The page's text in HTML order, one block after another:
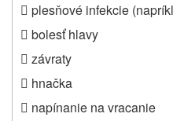
 plesňové infekcie
 bolesť hlavy
 závraty
 hnačka
 napínanie na vracanie